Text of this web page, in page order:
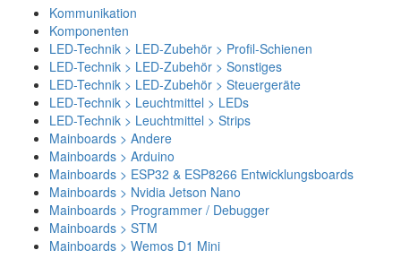
Kommunikation
Komponenten
LED-Technik > LED-Zubehör > Profil-Schienen
LED-Technik > LED-Zubehör > Sonstiges
LED-Technik > LED-Zubehör > Steuergeräte
LED-Technik > Leuchtmittel > LEDs
LED-Technik > Leuchtmittel > Strips
Mainboards > Andere
Mainboards > Arduino
Mainboards > ESP32 & ESP8266 Entwicklungsboards
Mainboards > Nvidia Jetson Nano
Mainboards > Programmer / Debugger
Mainboards > STM
Mainboards > Wemos D1 Mini